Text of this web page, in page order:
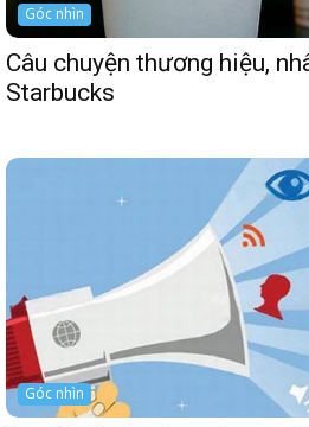
Góc nhìn
Câu chuyện thương hiệu,
Starbucks
Góc nhìn